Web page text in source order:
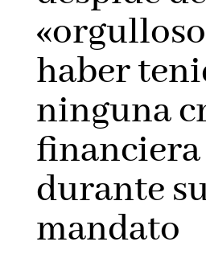
haber
ninguna
financiera
durante
mandato